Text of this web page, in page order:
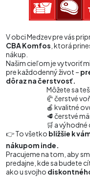
V obci Medzev pre vás
CBA Komfos , ktorá
nákup.
Našim cieľom je vytvoriť
pre každodenný život –
dôraz na čerstvosť.
Môžete sa
🥐 čerstvé
🍎 kvalitné
🥩 čerstvé
🛒 a
👉 To všetko bližšie k
nákupom inde.
Pracujeme na tom, aby
predajne, kde sa budete
ako u svojho